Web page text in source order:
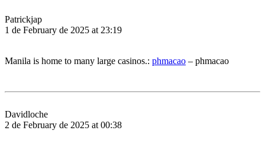
Patrickjap
1 de February de 2025 at 23:19
Manila is home to many large casinos.: phmacao – phmacao
Davidloche
2 de February de 2025 at 00:38